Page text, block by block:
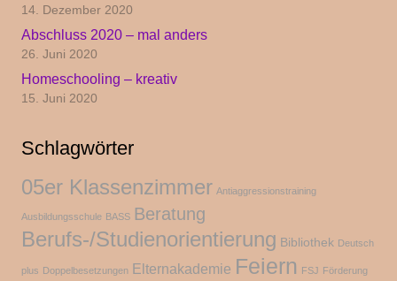
14. Dezember 2020
Abschluss 2020 – mal anders
26. Juni 2020
Homeschooling – kreativ
15. Juni 2020
Schlagwörter
05er Klassenzimmer Antiaggressionstraining
Ausbildungsschule BASS Beratung
Berufs-/Studienorientierung Bibliothek Deutsch
plus Doppelbesetzungen Elternakademie Feiern FSJ Förderung